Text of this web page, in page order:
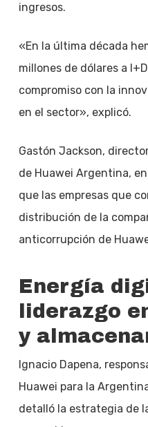
ingresos.
«En la última década
millones de dólares a
compromiso con la
en el sector», explicó.
Gastón Jackson,
de Huawei Argentina,
que las empresas que
distribución de la
anticorrupción de
Energía
liderazgo
y
Ignacio Dapena,
Huawei para la
detalló la estrategia de